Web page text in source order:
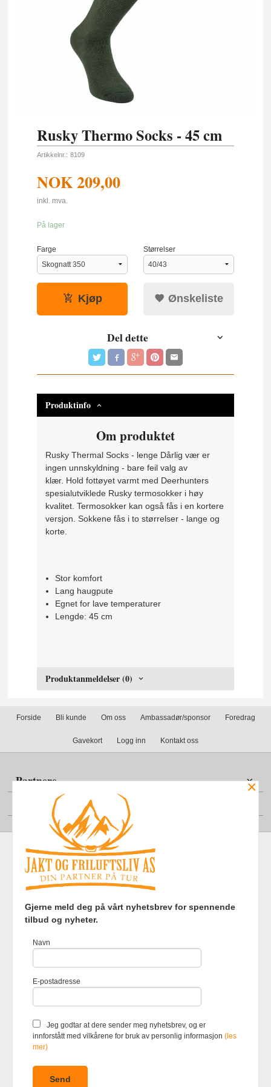
Rusky Thermo Socks - 45 cm
Artikkelnr.: 8109
NOK209,00
inkl. mva.
På lager
Farge Størrelser
Kjøp Ønskeliste
Del dette
Produktinfo
Om produktet
Rusky Thermal Socks - lenge Dårlig vær er
ingen unnskyldning - bare feil valg av
klær. Hold fottøyet varmt med Deerhunters
spesialutviklede Rusky termosokker i høy
kvalitet. Termosokker kan også fås i en kortere
versjon. Sokkene fås i to størrelser - lange og
korte.
Stor komfort
Lang haugpute
Egnet for lave temperaturer
Lengde: 45 cm
Produktanmeldelser (0)
Forside Bli kunde Om oss Ambassadør/sponsor Foredrag
Gavekort Logg inn Kontakt oss
Partnere
Din konto
Frakt Kjøpsbetingelser Sikkerhet og personvern
Nyhetsbrev
Foretaksregisteret 920903363
du får en bedre kjøpsopplevelse og
bruker cookies hovedsaklig til å
hva du har puttet i handlekurven
din. Fortsett å bruke siden som
mer
×
Gjerne meld deg på vårt nyhetsbrev for spennende
tilbud og nyheter.
Navn
E-postadresse
Jeg godtar at dere sender meg nyhetsbrev, og er
innforstått med vilkårene for bruk av personlig informasjon(les
mer)